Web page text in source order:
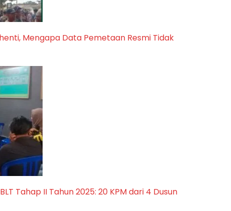
Mengapa Data Pemetaan Resmi Tidak
Tahap II Tahun 2025: 20 KPM dari 4 Dusun